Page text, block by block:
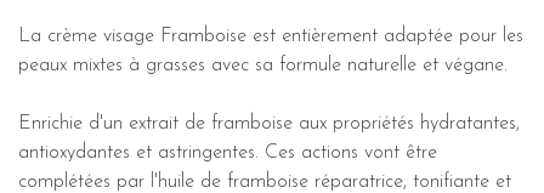
La crème visage Framboise est entièrement adaptée pour les
peaux mixtes à grasses avec sa formule naturelle et végane.
Enrichie d'un extrait de framboise aux propriétés hydratantes,
antioxydantes et astringentes. Ces actions vont être
complétées par l'huile de framboise réparatrice, tonifiante et